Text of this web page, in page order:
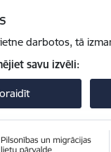
darbotos, tā
savu izvēli: